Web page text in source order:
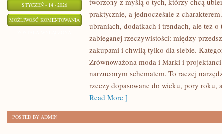
STYCZEŃ - 14 - 2026
MOŻLIWOŚĆ KOMENTOWANIA ZAKUPY
SKLEPÓW
tworzony z myślą o tych, którzy chcą
praktycznie, a jednocześnie z
ubraniach, dodatkach i trendach, ale też
zabieganej rzeczywistości: między
zakupami i chwilą tylko dla siebie.
Zrównoważona moda i Marki i
narzuconym schematem. To raczej
rzeczy dopasowane do wieku, pory roku,
Read More ]
POSTED BY ADMIN